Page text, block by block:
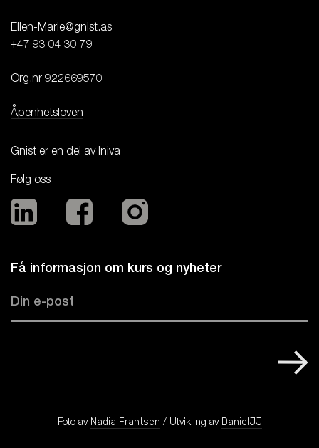
Ellen-Marie@gnist.as
+47 93 04 30 79
Org.nr 922669570
Åpenhetsloven
Gnist er en del avIniva
Følg oss
Få informasjon om kurs og nyheter
Foto av Nadia Frantsen / Utvikling av DanielJJ